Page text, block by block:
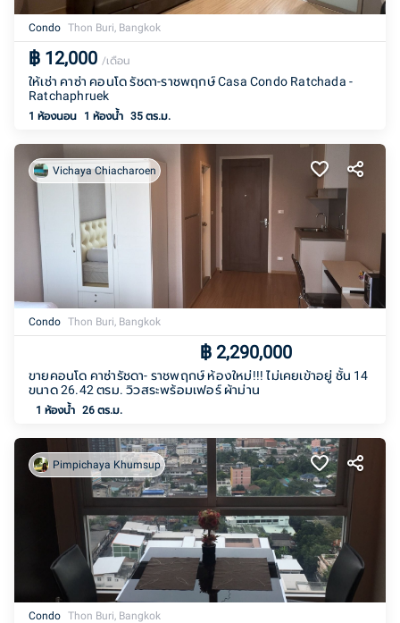
Condo Thon Buri, Bangkok
฿ 12,000 /เดือน
ให้เช่า คาซ่า คอนโด รัชดา-ราชพฤกษ์ Casa Condo Ratchada -
Ratchaphruek
1 ห้องนอน 1 ห้องน้ำ 35 ตร.ม.
Vichaya Chiacharoen
Condo Thon Buri, Bangkok
฿ 2,290,000
ขายคอนโด คาซ่ารัชดา- ราชพฤกษ์ ห้องใหม่!!! ไม่เคยเข้าอยู่ ชั้น 14
ขนาด 26.42 ตรม. วิวสระพร้อมเฟอร์ ผ้าม่าน
1 ห้องน้ำ 26 ตร.ม.
Pimpichaya Khumsup
Condo Thon Buri, Bangkok